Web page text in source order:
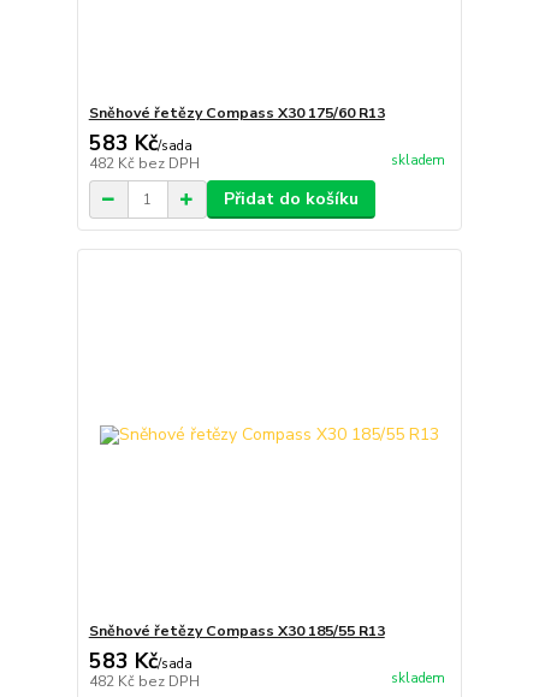
Sněhové řetězy Compass X30 175/60 R13
583 Kč/sada
482 Kč bez DPH skladem
Přidat do košíku
Sněhové řetězy Compass X30 185/55 R13
583 Kč/sada
482 Kč bez DPH skladem